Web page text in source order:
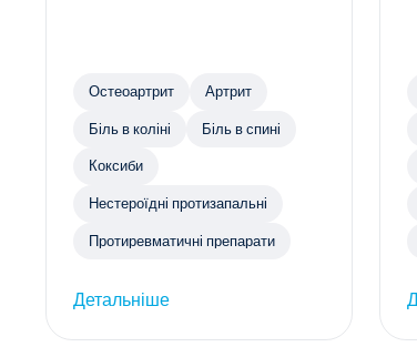
Остеоартрит Артрит
Біль в коліні Біль в спині
Коксиби
Нестероїдні протизапальні
Протиревматичні препарати
Детальніше